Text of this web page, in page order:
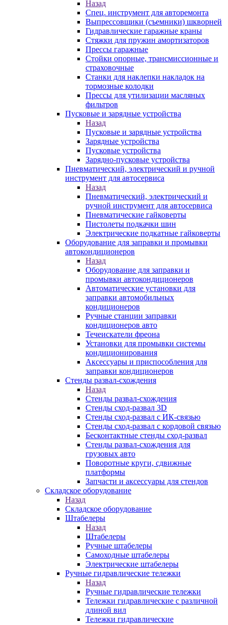
Назад
Спец. инструмент для авторемонта
Выпрессовщики (съемники) шкворней
Гидравлические гаражные краны
Стяжки для пружин амортизаторов
Прессы гаражные
Стойки опорные, трансмиссионные и
страховочные
Станки для наклепки накладок на
тормозные колодки
Прессы для утилизации масляных
фильтров
Пусковые и зарядные устройства
Назад
Пусковые и зарядные устройства
Зарядные устройства
Пусковые устройства
Зарядно-пусковые устройства
Пневматический, электрический и ручной
инструмент для автосервиса
Назад
Пневматический, электрический и
ручной инструмент для автосервиса
Пневматические гайковерты
Пистолеты подкачки шин
Электрические подкатные гайковерты
Оборудование для заправки и промывки
автокондиционеров
Назад
Оборудование для заправки и
промывки автокондиционеров
Автоматические установки для
заправки автомобильных
кондиционеров
Ручные станции заправки
кондиционеров авто
Течеискатели фреона
Установки для промывки системы
кондиционирования
Аксессуары и приспособления для
заправки кондиционеров
Стенды развал-схождения
Назад
Стенды развал-схождения
Стенды сход-развал 3D
Стенды сход-развал с ИК-связью
Стенды сход-развал с кордовой связью
Бесконтактные стенды сход-развал
Стенды развал-схождения для
грузовых авто
Поворотные круги, сдвижные
платформы
Запчасти и аксессуары для стендов
Складское оборудование
Назад
Складское оборудование
Штабелеры
Назад
Штабелеры
Ручные штабелеры
Самоходные штабелеры
Электрические штабелеры
Ручные гидравлические тележки
Назад
Ручные гидравлические тележки
Тележки гидравлические с различной
длиной вил
Тележки гидравлические